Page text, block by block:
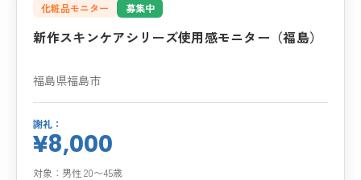
化粧品モニター 募集中
新作スキンケアシリーズ使用感モニター（福島）
福島県福島市
謝礼：
¥8,000
対象： 男性 20〜45歳